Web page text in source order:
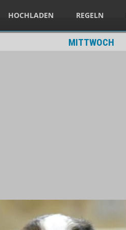
HOCHLADEN REGELN
MITTWOCH